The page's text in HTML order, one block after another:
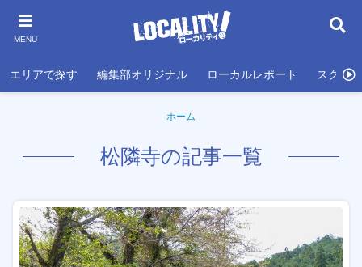
MENU
エリアで探す 編集部オリジナル ローカルレポート スクール
ホーム
松隣寺の記事一覧